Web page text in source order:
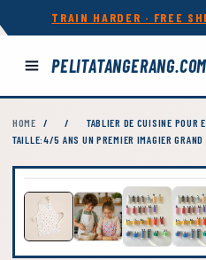
TRAIN HARDER · FREE
PELITATANGERANG.COM
HOME / /
TABLIER DE CUISINE POUR
TAILLE:4/5 ANS UN PREMIER IMAGIER GRAND